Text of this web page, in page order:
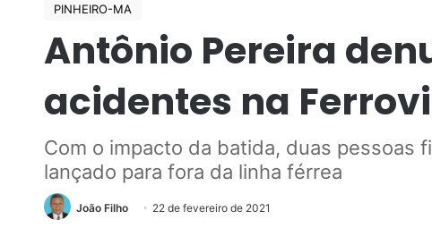
PINHEIRO-MA
Antônio Pereira
acidentes na
Com o impacto da batida, duas pessoas
lançado para fora da linha férrea
João Filho 22 de fevereiro de 2021